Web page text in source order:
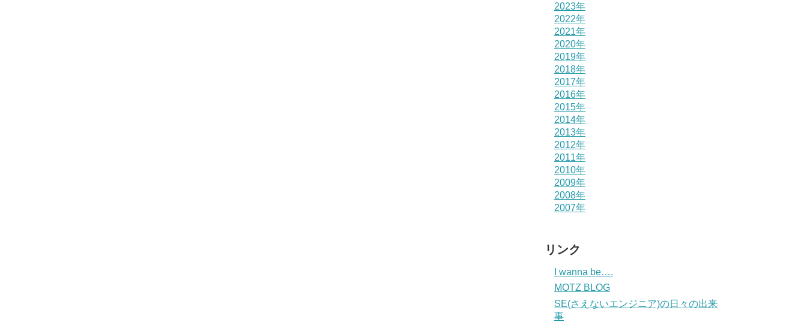
2023年
2022年
2021年
2020年
2019年
2018年
2017年
2016年
2015年
2014年
2013年
2012年
2011年
2010年
2009年
2008年
2007年
リンク
I wanna be….
MOTZ BLOG
SE(さえないエンジニア)の日々の出来
事